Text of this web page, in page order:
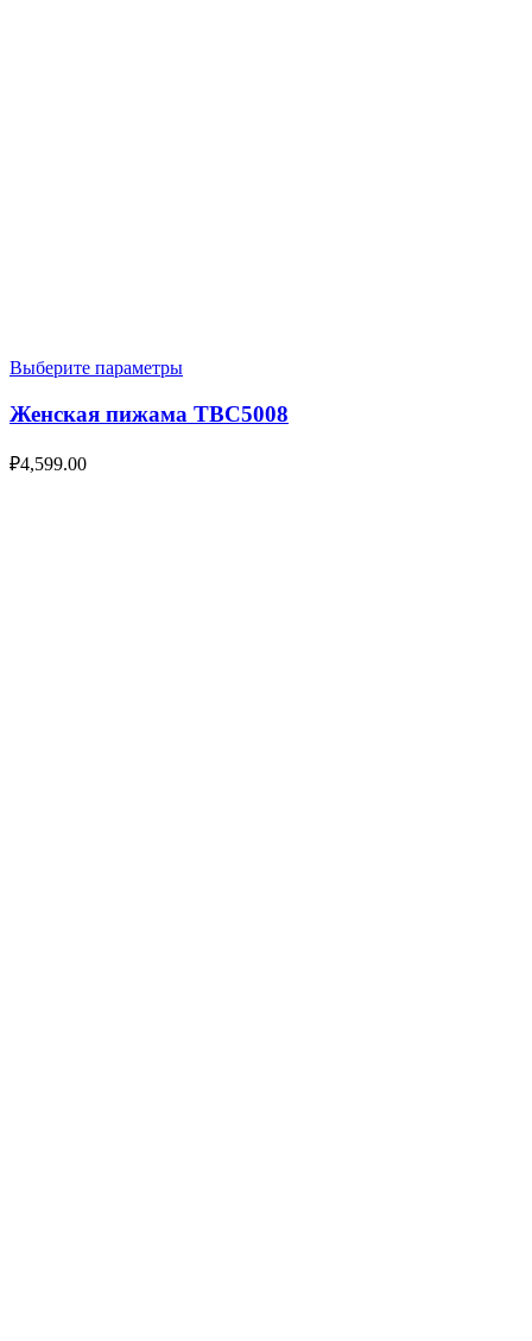
Выберите параметры
Женская пижама TBC5008
₽4,599.00